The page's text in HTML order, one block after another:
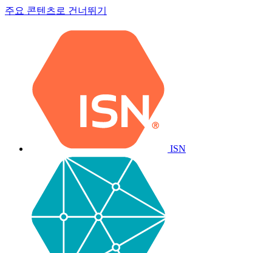
주요 콘텐츠로 건너뛰기
ISN